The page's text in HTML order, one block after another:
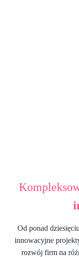
Od ponad
innowacyjne
rozwój firm na